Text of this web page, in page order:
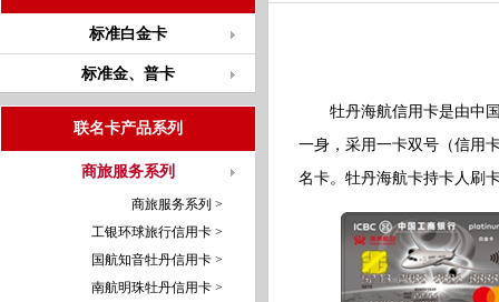
标准白金卡
标准金、普卡
联名卡产品系列
商旅服务系列
商旅服务系列 >
工银环球旅行信用卡 >
国航知音牡丹信用卡 >
南航明珠牡丹信用卡 >
牡丹海航信用卡是由中国
一身，采用一卡双号（信用
名卡。牡丹海航卡持卡人刷